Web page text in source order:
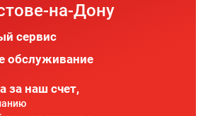
на-Дону
сервис
обслуживание
за наш счет,